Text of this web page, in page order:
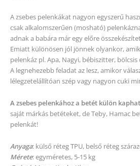
A zsebes pelenkákat nagyon egyszerű
csak alkalomszerűen (mosható)
adnak a babára már egy előre
Emiatt különösen jól jönnek olyankor,
pelenkáz pl. Apa, Nagyi, bébiszitter, bölcsis
A legnehezebb feladat az lesz, amikor
lélegzetelállítóan szép vagy nagyon cuki
A zsebes pelenkához a betét külön
saját márkás betéteket, de Teby, Hamac
pelenkát!
Anyaga: külső réteg TPU, belső réteg
Mérete: egyméretes, 5-15 kg